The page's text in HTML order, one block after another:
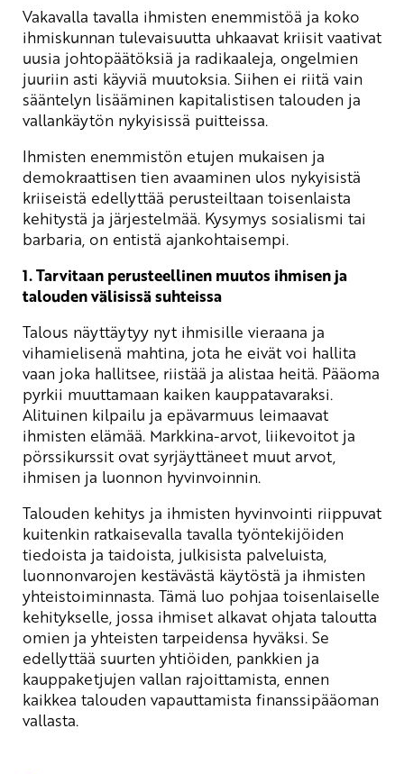
Vakavalla tavalla ihmisten enemmistöä ja koko
ihmiskunnan tulevaisuutta uhkaavat kriisit vaativat
uusia johtopäätöksiä ja radikaaleja, ongelmien
juuriin asti käyviä muutoksia. Siihen ei riitä vain
sääntelyn lisääminen kapitalistisen talouden ja
vallankäytön nykyisissä puitteissa.
Ihmisten enemmistön etujen mukaisen ja
demokraattisen tien avaaminen ulos nykyisistä
kriiseistä edellyttää perusteiltaan toisenlaista
kehitystä ja järjestelmää. Kysymys sosialismi tai
barbaria, on entistä ajankohtaisempi.
1. Tarvitaan perusteellinen muutos ihmisen ja
talouden välisissä suhteissa
Talous näyttäytyy nyt ihmisille vieraana ja
vihamielisenä mahtina, jota he eivät voi hallita
vaan joka hallitsee, riistää ja alistaa heitä. Pääoma
pyrkii muuttamaan kaiken kauppatavaraksi.
Alituinen kilpailu ja epävarmuus leimaavat
ihmisten elämää. Markkina-arvot, liikevoitot ja
pörssikurssit ovat syrjäyttäneet muut arvot,
ihmisen ja luonnon hyvinvoinnin.
Talouden kehitys ja ihmisten hyvinvointi riippuvat
kuitenkin ratkaisevalla tavalla työntekijöiden
tiedoista ja taidoista, julkisista palveluista,
luonnonvarojen kestävästä käytöstä ja ihmisten
yhteistoiminnasta. Tämä luo pohjaa toisenlaiselle
kehitykselle, jossa ihmiset alkavat ohjata taloutta
omien ja yhteisten tarpeidensa hyväksi. Se
edellyttää suurten yhtiöiden, pankkien ja
kauppaketjujen vallan rajoittamista, ennen
kaikkea talouden vapauttamista finanssipääoman
vallasta.